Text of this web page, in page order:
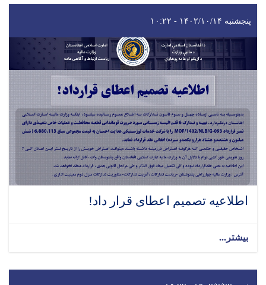
پنجشنبه ۱۴۰۲/۱۰/۱۴ - ۱۰:۲۲
اطلاعیه تصمیم اعطای قرار داد!
بیشتر...